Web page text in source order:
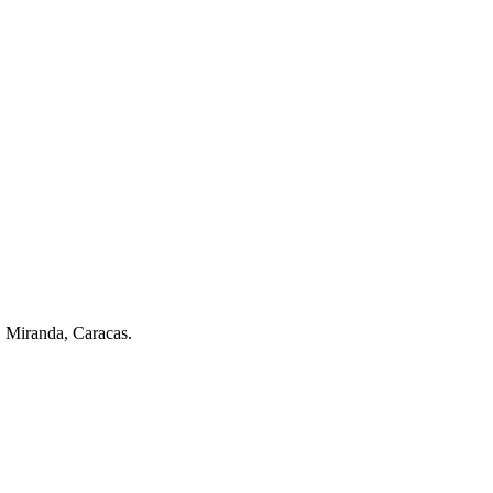
Caracas.